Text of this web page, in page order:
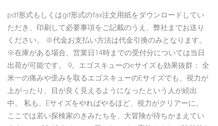
pdf形式もしくはgif形式のfax注文用紙をダウンロードしてい
ただき、印刷して必要事項をご記載のうえ、弊社までお送り
ください。 ※代金お支払い方法は代金引換のみとなります。
※在庫がある場合、営業日14時までの受付分については当日
出荷が可能です。 9。エゴスキューのeサイズも効果抜群： 全
米一の痛みや歪みを取るエゴスキューのEサイズでも、視力が
上がったり、目が良く見えるようになったという人が続出
中。 私も、Eサイズをやればやるほど、視力がクリアーに。
ここでは若い探検家のきみたちを、大冒険が待ちかまえてい